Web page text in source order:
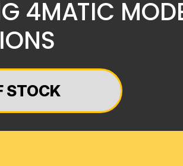
4MATIC
STOCK